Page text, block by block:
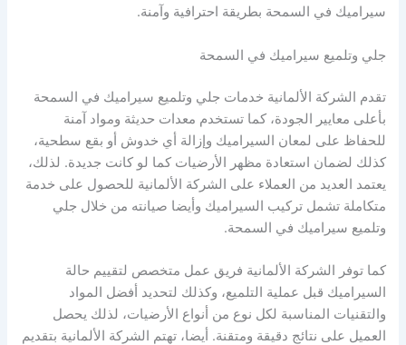
سيراميك في السمحة بطريقة احترافية وآمنة.
جلي وتلميع سيراميك في السمحة
تقدم الشركة الألمانية خدمات جلي وتلميع سيراميك في السمحة
بأعلى معايير الجودة، كما تستخدم معدات حديثة ومواد آمنة
للحفاظ على لمعان السيراميك وإزالة أي خدوش أو بقع سطحية،
كذلك لضمان استعادة مظهر الأرضيات كما لو كانت جديدة. لذلك،
يعتمد العديد من العملاء على الشركة الألمانية للحصول على خدمة
متكاملة تشمل تركيب السيراميك وأيضا صيانته من خلال جلي
وتلميع سيراميك في السمحة.
كما توفر الشركة الألمانية فريق عمل متخصص لتقييم حالة
السيراميك قبل عملية التلميع، وكذلك لتحديد أفضل المواد
والتقنيات المناسبة لكل نوع من أنواع الأرضيات، لذلك يحصل
العميل على نتائج دقيقة ومتقنة. أيضا، تهتم الشركة الألمانية بتقديم